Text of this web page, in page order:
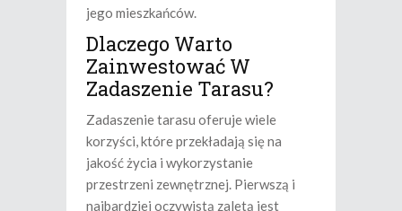
jego mieszkańców.
Dlaczego Warto
Zainwestować W
Zadaszenie Tarasu?
Zadaszenie tarasu oferuje wiele
korzyści, które przekładają się na
jakość życia i wykorzystanie
przestrzeni zewnętrznej. Pierwszą i
najbardziej oczywistą zaletą jest